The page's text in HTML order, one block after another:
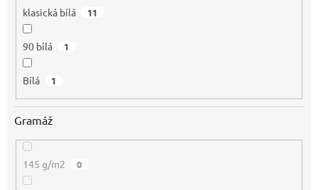
klasická bílá 11
90 bílá 1
Bílá 1
Gramáž
145 g/m2 0